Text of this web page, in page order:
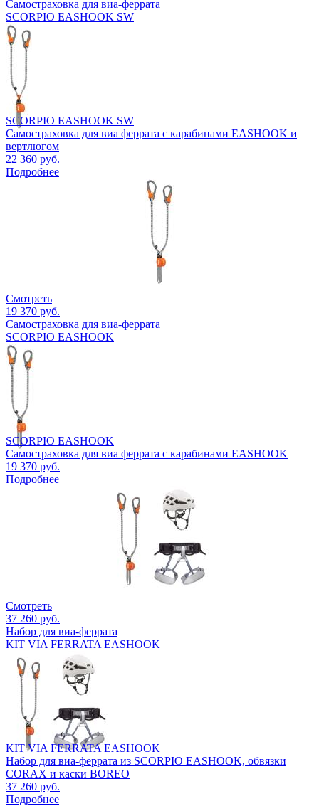
Самостраховка для виа-феррата
SCORPIO EASHOOK SW
SCORPIO EASHOOK SW
Самостраховка для виа феррата с карабинами EASHOOK и
вертлюгом
22 360 руб.
Подробнее
Смотреть
19 370 руб.
Самостраховка для виа-феррата
SCORPIO EASHOOK
SCORPIO EASHOOK
Самостраховка для виа феррата с карабинами EASHOOK
19 370 руб.
Подробнее
Смотреть
37 260 руб.
Набор для виа-феррата
KIT VIA FERRATA EASHOOK
KIT VIA FERRATA EASHOOK
Набор для виа-феррата из SCORPIO EASHOOK, обвязки
CORAX и каски BOREO
37 260 руб.
Подробнее